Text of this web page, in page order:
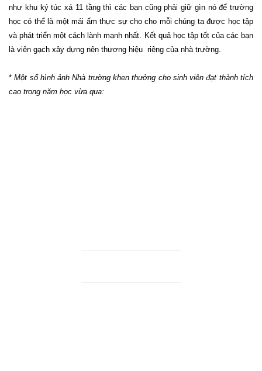
như khu ký túc xá 11 tầng thì các bạn cũng phải giữ gìn nó để trường
học có thể là một mái ấm thực sự cho cho mỗi chúng ta được học tập
và phát triển một cách lành mạnh nhất. Kết quả học tập tốt của các bạn
là viên gạch xây dựng nên thương hiệu riêng của nhà trường.
* Một số hình ảnh Nhà trường khen thưởng cho sinh viên đạt thành tích
cao trong năm học vừa qua: